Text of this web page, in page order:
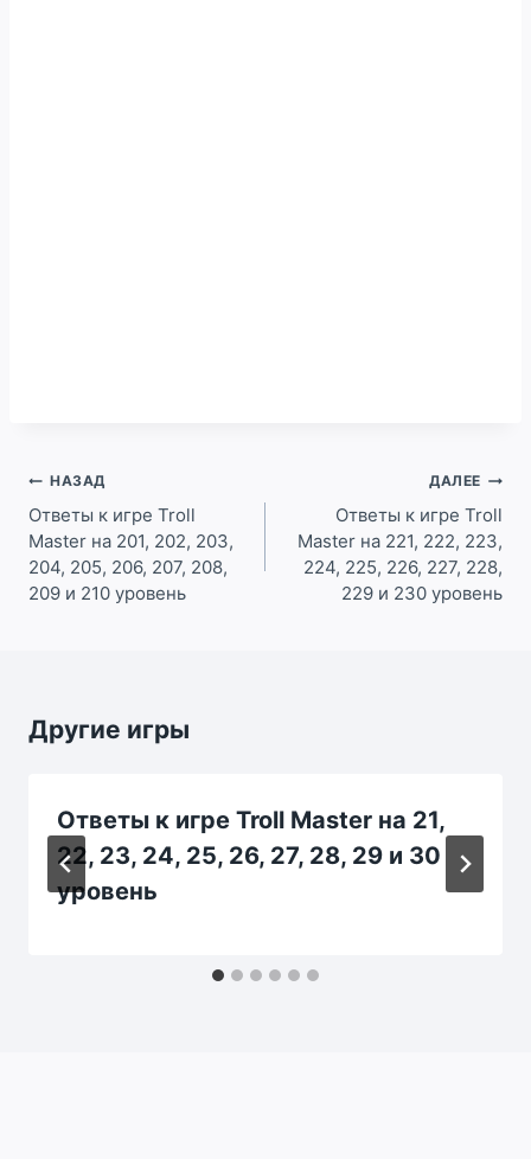
Навигация
по
записям
НАЗАД
Ответы к игре Troll
Master на 201, 202, 203,
204, 205, 206, 207, 208,
209 и 210 уровень
ДАЛЕЕ
Ответы к игре Troll
Master на 221, 222, 223,
224, 225, 226, 227, 228,
229 и 230 уровень
Другие игры
Ответы к игре Troll Master на 21,
22, 23, 24, 25, 26, 27, 28, 29 и 30
уровень